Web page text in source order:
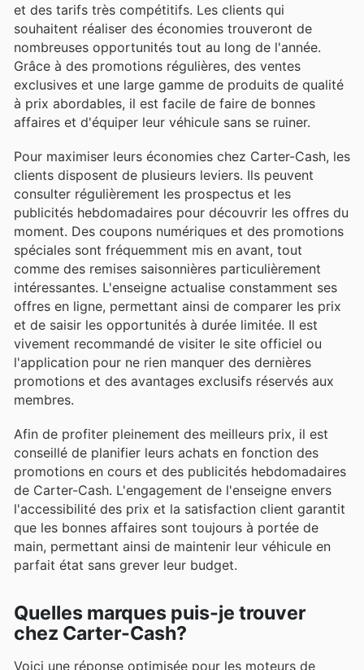
et des tarifs très compétitifs. Les clients qui
souhaitent réaliser des économies trouveront de
nombreuses opportunités tout au long de l'année.
Grâce à des promotions régulières, des ventes
exclusives et une large gamme de produits de qualité
à prix abordables, il est facile de faire de bonnes
affaires et d'équiper leur véhicule sans se ruiner.
Pour maximiser leurs économies chez Carter-Cash, les
clients disposent de plusieurs leviers. Ils peuvent
consulter régulièrement les prospectus et les
publicités hebdomadaires pour découvrir les offres du
moment. Des coupons numériques et des promotions
spéciales sont fréquemment mis en avant, tout
comme des remises saisonnières particulièrement
intéressantes. L'enseigne actualise constamment ses
offres en ligne, permettant ainsi de comparer les prix
et de saisir les opportunités à durée limitée. Il est
vivement recommandé de visiter le site officiel ou
l'application pour ne rien manquer des dernières
promotions et des avantages exclusifs réservés aux
membres.
Afin de profiter pleinement des meilleurs prix, il est
conseillé de planifier leurs achats en fonction des
promotions en cours et des publicités hebdomadaires
de Carter-Cash. L'engagement de l'enseigne envers
l'accessibilité des prix et la satisfaction client garantit
que les bonnes affaires sont toujours à portée de
main, permettant ainsi de maintenir leur véhicule en
parfait état sans grever leur budget.
Quelles marques puis-je trouver
chez Carter-Cash?
Voici une réponse optimisée pour les moteurs de